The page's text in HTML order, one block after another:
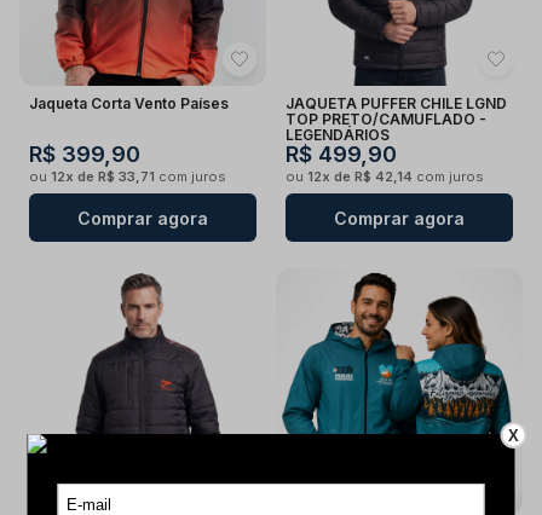
Jaqueta Corta Vento Países
R$ 399,90
ou 12x de R$ 33,71 com juros
Comprar agora
JAQUETA PUFFER CHILE LGND
TOP PRETO/CAMUFLADO -
LEGENDÁRIOS
R$ 499,90
ou 12x de R$ 42,14 com juros
Comprar agora
X